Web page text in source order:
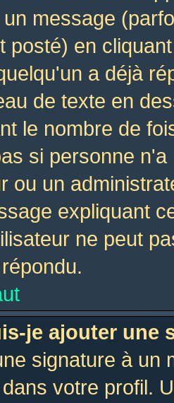
message
posté) en
a déjà
de texte en
le nombre de
si personne
ou un
expliquant
ne peut
je ajouter une
signature à un
votre profil.